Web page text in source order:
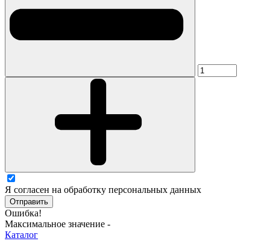
Я согласен на обработку персональных данных
Отправить
Ошибка!
Максимальное значение -
Каталог